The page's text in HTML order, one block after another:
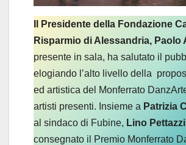
Il Presidente della Fondazione
Risparmio di Alessandria, Paolo
presente in sala, ha salutato il
elogiando l’alto livello della
ed artistica del Monferrato
artisti presenti. Insieme a Patrizia
al sindaco di Fubine, Lino
consegnato il Premio Monferrato